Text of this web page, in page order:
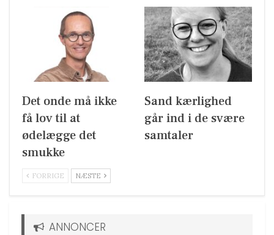
Det onde må ikke
få lov til at
ødelægge det
smukke
Sand kærlighed
går ind i de svære
samtaler
FORRIGE NÆSTE
ANNONCER